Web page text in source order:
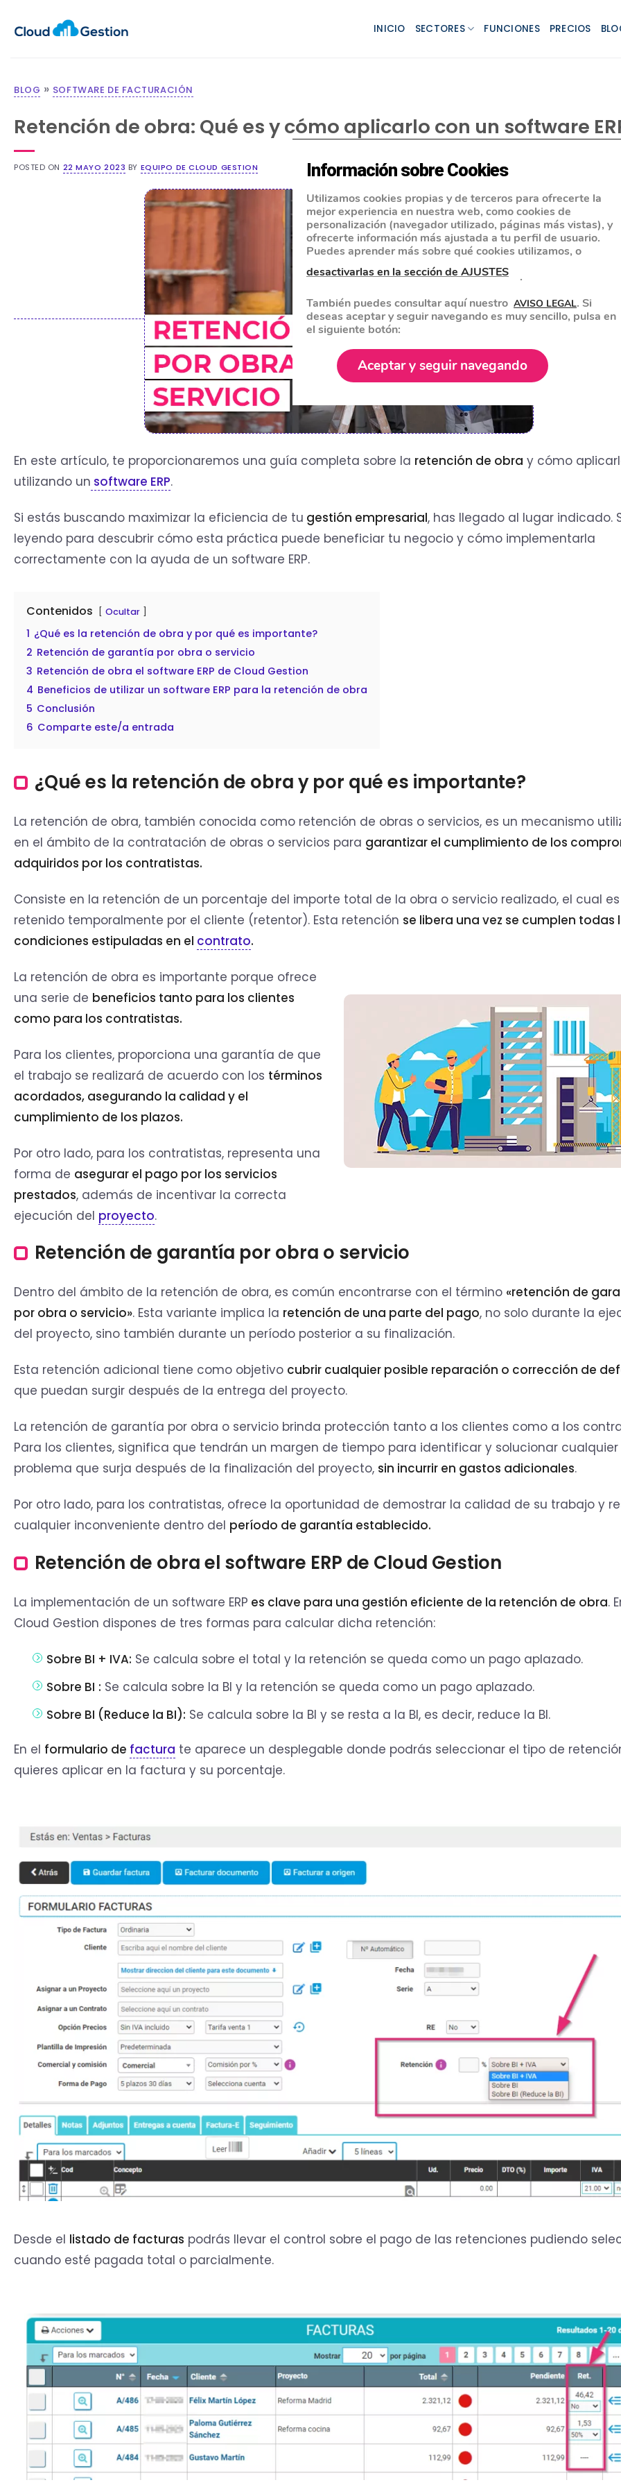
INICIO SECTORES FUNCIONES PRECIOS
BLOG » SOFTWARE DE FACTURACIÓN
Retención de obra: Qué es y cómo aplicarlo con un software
POSTED ON 22 MAYO 2023 BY EQUIPO DE CLOUD GESTION
En este artículo, te proporcionaremos una guía completa sobre la retención de obra y cómo
utilizando un software ERP.
Si estás buscando maximizar la eficiencia de tu gestión empresarial, has llegado al lugar indicado.
leyendo para descubrir cómo esta práctica puede beneficiar tu negocio y cómo implementarla
correctamente con la ayuda de un software ERP.
Contenidos Ocultar
1 ¿Qué es la retención de obra y por qué es importante?
2 Retención de garantía por obra o servicio
3 Retención de obra el software ERP de Cloud Gestion
4 Beneficios de utilizar un software ERP para la retención de obra
5 Conclusión
6 Comparte este/a entrada
¿Qué es la retención de obra y por qué es importante?
La retención de obra, también conocida como retención de obras o servicios, es un mecanismo
en el ámbito de la contratación de obras o servicios para garantizar el cumplimiento de los
adquiridos por los contratistas.
Consiste en la retención de un porcentaje del importe total de la obra o servicio realizado, el cual es
retenido temporalmente por el cliente (retentor). Esta retención se libera una vez se cumplen todas
condiciones estipuladas en el contrato.
La retención de obra es importante porque ofrece
una serie de beneficios tanto para los clientes
como para los contratistas.
Para los clientes, proporciona una garantía de que
el trabajo se realizará de acuerdo con los términos
acordados, asegurando la calidad y el
cumplimiento de los plazos.
Por otro lado, para los contratistas, representa una
forma de asegurar el pago por los servicios
prestados, además de incentivar la correcta
ejecución del proyecto.
Retención de garantía por obra o servicio
Dentro del ámbito de la retención de obra, es común encontrarse con el término «retención de
por obra o servicio». Esta variante implica la retención de una parte del pago, no solo durante la
del proyecto, sino también durante un período posterior a su finalización.
Esta retención adicional tiene como objetivo cubrir cualquier posible reparación o corrección de
que puedan surgir después de la entrega del proyecto.
La retención de garantía por obra o servicio brinda protección tanto a los clientes como a los
Para los clientes, significa que tendrán un margen de tiempo para identificar y solucionar cualquier
problema que surja después de la finalización del proyecto, sin incurrir en gastos adicionales.
Por otro lado, para los contratistas, ofrece la oportunidad de demostrar la calidad de su trabajo y
cualquier inconveniente dentro del período de garantía establecido.
Retención de obra el software ERP de Cloud Gestion
La implementación de un software ERP es clave para una gestión eficiente de la retención de obra.
Cloud Gestion dispones de tres formas para calcular dicha retención:
Sobre BI + IVA: Se calcula sobre el total y la retención se queda como un pago aplazado.
Sobre BI : Se calcula sobre la BI y la retención se queda como un pago aplazado.
Sobre BI (Reduce la BI): Se calcula sobre la BI y se resta a la BI, es decir, reduce la BI.
En el formulario de factura te aparece un desplegable donde podrás seleccionar el tipo de
quieres aplicar en la factura y su porcentaje.
Desde el listado de facturas podrás llevar el control sobre el pago de las retenciones pudiendo
cuando esté pagada total o parcialmente.
Información sobre Cookies
Utilizamos cookies propias y de terceros para ofrecerte la
mejor experiencia en nuestra web, como cookies de
personalización (navegador utilizado, páginas más vistas), y
ofrecerte información más ajustada a tu perfil de usuario.
Puedes aprender más sobre qué cookies utilizamos, o
desactivarlas en la sección de AJUSTES
.
También puedes consultar aquí nuestro AVISO LEGAL. Si
deseas aceptar y seguir navegando es muy sencillo, pulsa en
el siguiente botón:
Aceptar y seguir navegando